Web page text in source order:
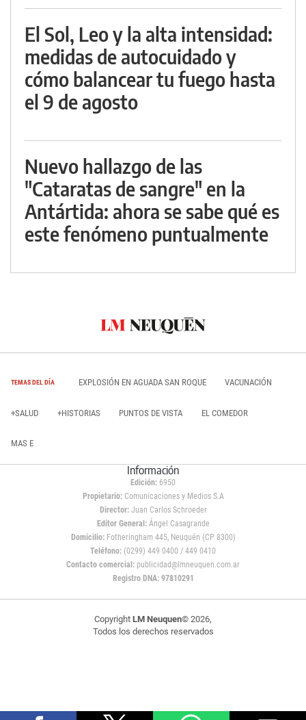
El Sol, Leo y la alta intensidad:
medidas de autocuidado y
cómo balancear tu fuego hasta
el 9 de agosto
Nuevo hallazgo de las
"Cataratas de sangre" en la
Antártida: ahora se sabe qué es
este fenómeno puntualmente
TEMAS DEL DÍA EXPLOSIÓN EN AGUADA SAN ROQUE VACUNACIÓN
+SALUD +HISTORIAS PUNTOS DE VISTA EL COMEDOR
MAS E
Información
Edición: 6950
Propietario:Comunicaciones y Medios S.A
Director: Juan Carlos Schroeder
Editor General:Ángel Casagrande
Domicilio:Fotheringham 445, Neuquén (CP 8300)
Teléfono: (0299) 449 0400 / 449 0410
Contacto comercial: publicidad@lmneuquen.com.ar
Registro DNA: 97810291
Copyright LM Neuquen© 2026,
Todos los derechos reservados